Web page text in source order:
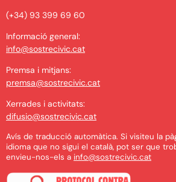
(+34) 93 399 69 60
Informació general:
info@sostrecivic.cat
Premsa i mitjans:
premsa@sostrecivic.cat
Xerrades i activitats:
difusio@sostrecivic.cat
Avís de traducció automàtica. Si visiteu la
idioma que no sigui el català, pot ser que
envieu-nos-els a info@sostrecivic.cat